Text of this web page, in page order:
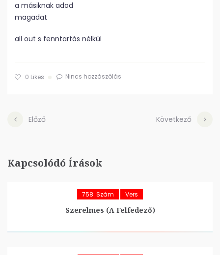
a másiknak adod
magadat
all out s fenntartás nélkül
0 Likes Nincs hozzászólás
Előző Következő
Kapcsolódó Írások
758. Szám Vers
Szerelmes (A Felfedező)